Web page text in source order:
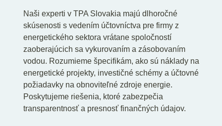
Naši experti v TPA Slovakia majú dlhoročné
skúsenosti s vedením účtovníctva pre firmy z
energetického sektora vrátane spoločností
zaoberajúcich sa vykurovaním a zásobovaním
vodou. Rozumieme špecifikám, ako sú náklady na
energetické projekty, investičné schémy a účtovné
požiadavky na obnoviteľné zdroje energie.
Poskytujeme riešenia, ktoré zabezpečia
transparentnosť a presnosť finančných údajov.